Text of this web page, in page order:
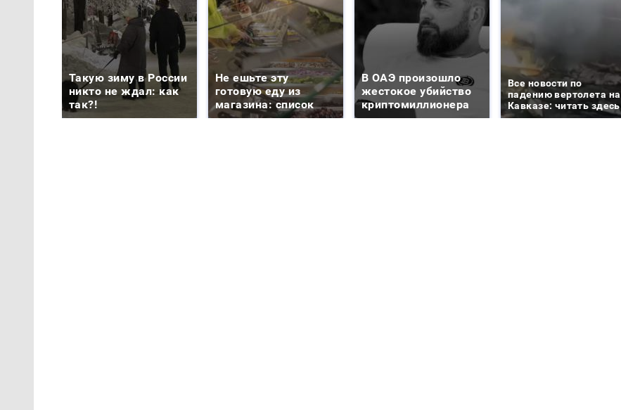
Такую зиму в России
никто не ждал: как
так?!
Не ешьте эту
готовую еду из
магазина: список
В ОАЭ произошло
жестокое убийство
криптомиллионера
Все новости по
падению вертолета на
Кавказе: читать здесь